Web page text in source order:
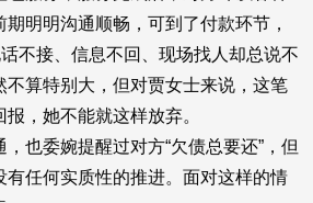
明明沟通顺畅，可到了付款环节，
不接、信息不回、现场找人却总说不
算特别大，但对贾女士来说，这笔
，她不能就这样放弃。
委婉提醒过对方“欠债总要还”，但
有任何实质性的推进。面对这样的情